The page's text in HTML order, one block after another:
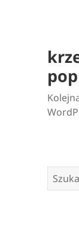
Szukaj: